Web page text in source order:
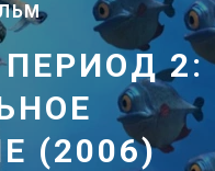
2:
(2006)